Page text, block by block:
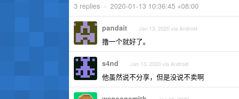
3 replies • 2020-01-13 10:36:45 +08:00
pandait Jan 13, 2020 via Android
撸一个就好了。
s4nd Jan 13, 2020 via Android
他虽然说不分享，但是没说不卖啊